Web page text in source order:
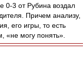
0-3 от Рубина воздал
Причем анализу,
его игры, то есть
«не могу понять».